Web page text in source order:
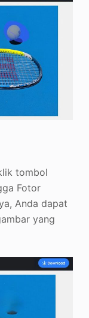
tombol
Fotor
Anda dapat
yang